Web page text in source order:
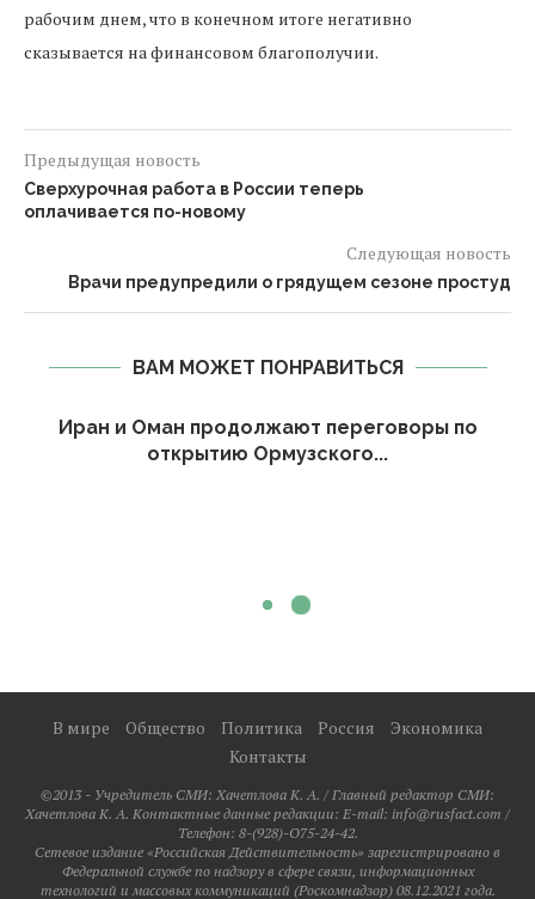
рабочим днем, что в конечном итоге негативно
сказывается на финансовом благополучии.
Предыдущая новость
Сверхурочная работа в России теперь
оплачивается по-новому
Следующая новость
Врачи предупредили о грядущем сезоне простуд
ВАМ МОЖЕТ ПОНРАВИТЬСЯ
Иран и Оман продолжают переговоры по
открытию Ормузского...
В мире Общество Политика Россия
Экономика
Контакты
©2013 - Учредитель СМИ: Xaчeтлoвa K. A. / Главный редактор СМИ:
Xaчeтлoвa K. A. Контактные данные редакции: E-mail: info@rusfact.com /
Телефон: 8-(928)-O75-24-42.
Сетевое издание «Российская Действительность» зарегистрировано в
Федеральной службе по надзору в сфере связи, информационных
технологий и массовых коммуникаций (Роскомнадзор) 08.12.2021 года.